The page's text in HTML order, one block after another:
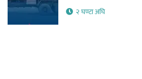
२ घण्टा अघि